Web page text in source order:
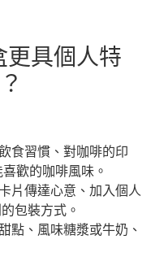
更具個人特
食習慣、對咖啡的印
歡的咖啡風味。
片傳達心意、加入個人
包裝方式。
點、風味糖漿或牛奶、